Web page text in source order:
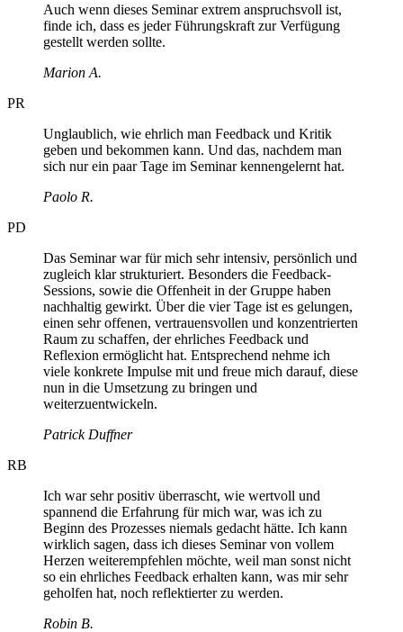
Auch wenn dieses Seminar extrem anspruchsvoll ist,
finde ich, dass es jeder Führungskraft zur Verfügung
gestellt werden sollte.
Marion A.
PR
Unglaublich, wie ehrlich man Feedback und Kritik
geben und bekommen kann. Und das, nachdem man
sich nur ein paar Tage im Seminar kennengelernt hat.
Paolo R.
PD
Das Seminar war für mich sehr intensiv, persönlich und
zugleich klar strukturiert. Besonders die Feedback-
Sessions, sowie die Offenheit in der Gruppe haben
nachhaltig gewirkt. Über die vier Tage ist es gelungen,
einen sehr offenen, vertrauensvollen und konzentrierten
Raum zu schaffen, der ehrliches Feedback und
Reflexion ermöglicht hat. Entsprechend nehme ich
viele konkrete Impulse mit und freue mich darauf, diese
nun in die Umsetzung zu bringen und
weiterzuentwickeln.
Patrick Duffner
RB
Ich war sehr positiv überrascht, wie wertvoll und
spannend die Erfahrung für mich war, was ich zu
Beginn des Prozesses niemals gedacht hätte. Ich kann
wirklich sagen, dass ich dieses Seminar von vollem
Herzen weiterempfehlen möchte, weil man sonst nicht
so ein ehrliches Feedback erhalten kann, was mir sehr
geholfen hat, noch reflektierter zu werden.
Robin B.